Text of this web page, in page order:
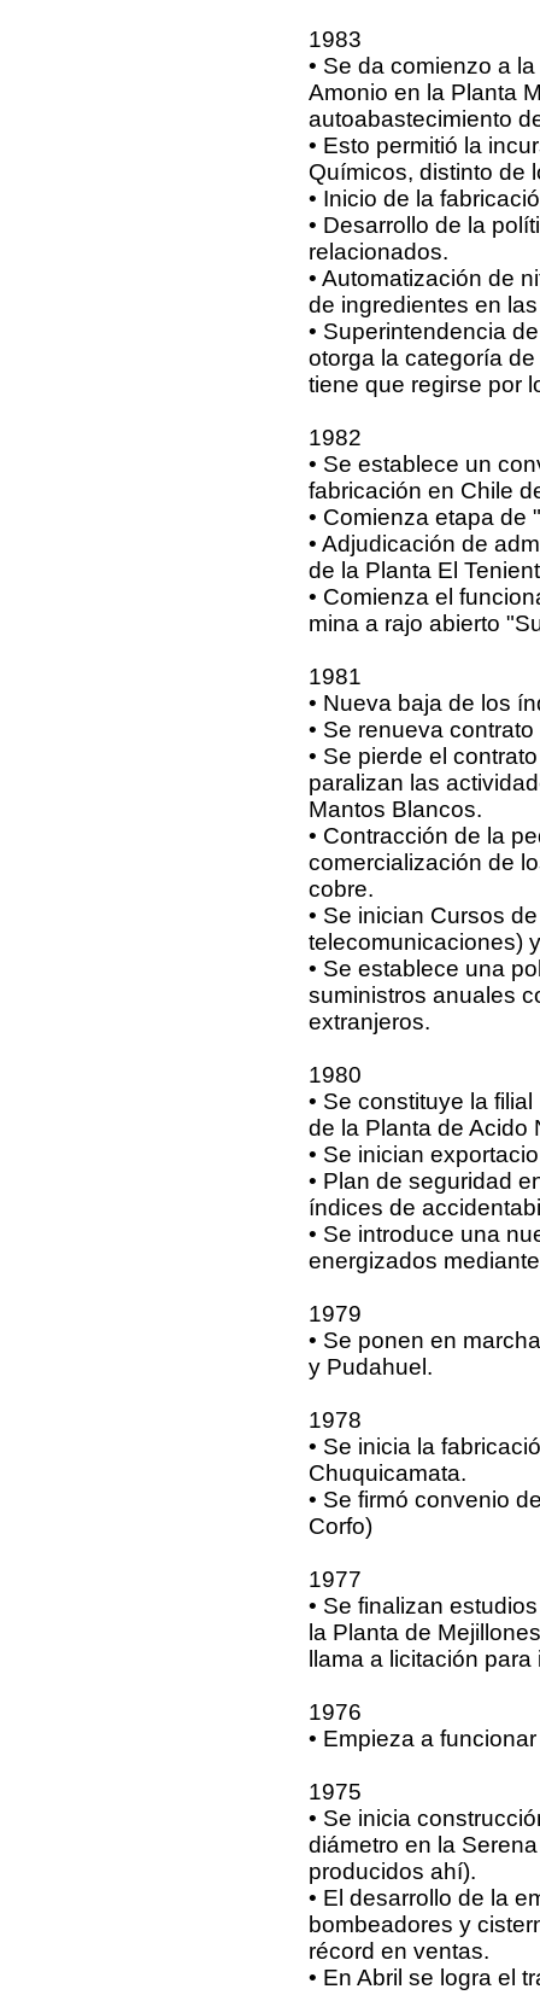
1983
• Se da comienzo a
Amonio en la Planta
autoabastecimiento
• Esto permitió la
Químicos, distinto de
• Inicio de la
• Desarrollo de la
relacionados.
• Automatización de
de ingredientes en
• Superintendencia
otorga la categoría
tiene que regirse por
1982
• Se establece un
fabricación en Chile
• Comienza etapa de
• Adjudicación de
de la Planta El
• Comienza el
mina a rajo abierto
1981
• Nueva baja de los
• Se renueva
• Se pierde el
paralizan las
Mantos Blancos.
• Contracción de la
comercialización de
cobre.
• Se inician Cursos
telecomunicaciones)
• Se establece una
suministros anuales
extranjeros.
1980
• Se constituye la
de la Planta de Acido
• Se inician
• Plan de seguridad
índices de
• Se introduce una
energizados
1979
• Se ponen en
y Pudahuel.
1978
• Se inicia la
Chuquicamata.
• Se firmó convenio
Corfo)
1977
• Se finalizan
la Planta de
llama a licitación
1976
• Empieza a
1975
• Se inicia
diámetro en la
producidos ahí).
• El desarrollo de la
bombeadores y
récord en ventas.
• En Abril se logra el